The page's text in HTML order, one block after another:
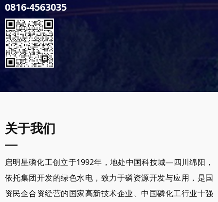
关于我们
—
启明星磷化工创立于1992年，地处中国科技城—四川绵阳，
依托集团开发的绿色水电，致力于磷资源开发与应用，是国
资民企合资经营的国家高新技术企业、中国磷化工行业十强
0816-4563035